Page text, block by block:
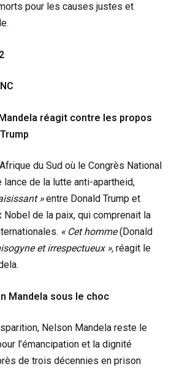
pour les causes justes et
réagit contre les propos
du Sud où le Congrès National
lance de la lutte anti-apartheid,
»entre Donald Trump et
Nobel de la paix, qui comprenait la
« Cet homme(Donald
et irrespectueux », réagit le
Mandela sous le choc
Nelson Mandela reste le
l’émancipation et la dignité
de trois décennies en prison